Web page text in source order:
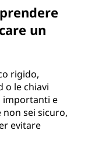
un
rigido,
o le chiavi
importanti e
sei sicuro,
evitare